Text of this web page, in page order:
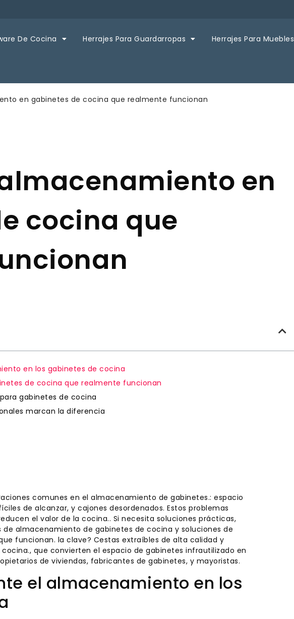
De Cocina Herrajes Para Guardarropas Herrajes Para Muebles
en gabinetes de cocina que realmente funcionan
en
cocina que
en los gabinetes de cocina
de cocina que realmente funcionan
gabinetes de cocina
marcan la diferencia
comunes en el almacenamiento de gabinetes.: espacio
de alcanzar, y cajones desordenados. Estos problemas
el valor de la cocina.. Si necesita soluciones prácticas,
almacenamiento de gabinetes de cocina y soluciones de
funcionan. la clave? Cestas extraíbles de alta calidad y
que convierten el espacio de gabinetes infrautilizado en
de viviendas, fabricantes de gabinetes, y mayoristas.
el almacenamiento en los